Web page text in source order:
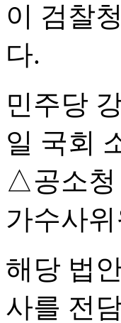
이 검찰
다.
민주당
일 국회
△공소청
가수사
해당 법
사를 전